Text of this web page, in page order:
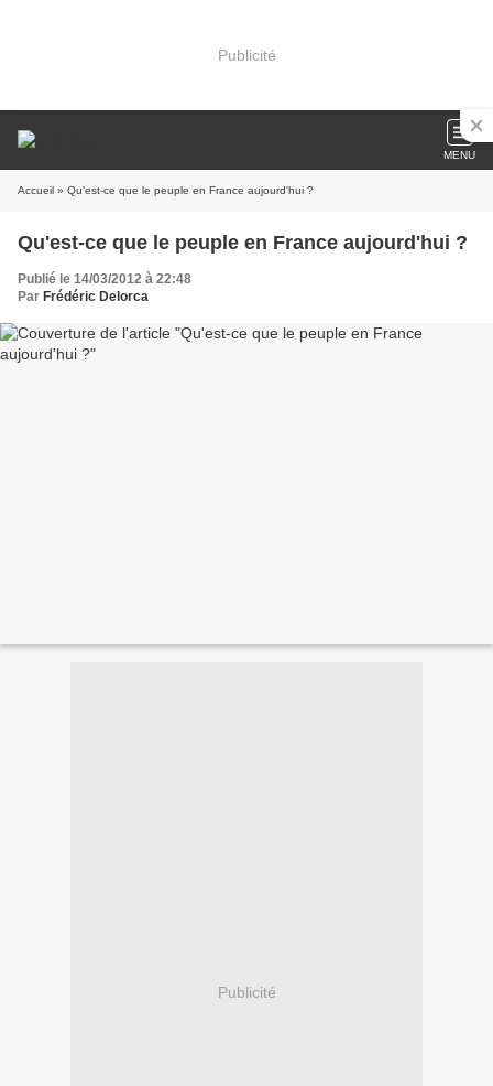
Publicité
MENU
Accueil » Qu'est-ce que le peuple en France aujourd'hui ?
Qu'est-ce que le peuple en France aujourd'hui ?
Publié le 14/03/2012 à 22:48
Par Frédéric Delorca
Publicité